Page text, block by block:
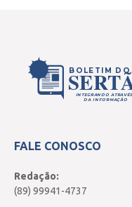
BOLETIM DO
INTEGRANDO ATRAVÉS
DA INFORMAÇÃO
FALE CONOSCO
Redação:
(89) 99941-4737